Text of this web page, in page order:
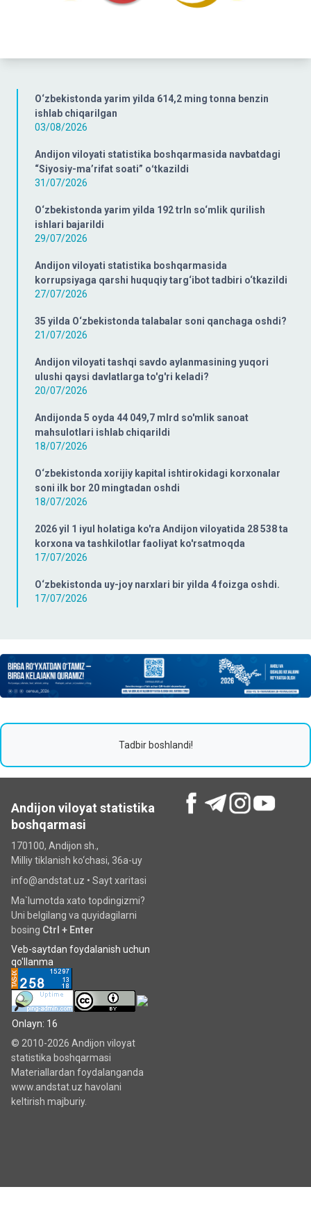
O‘zbekistonda yarim yilda 614,2 ming tonna benzin
ishlab chiqarilgan
03/08/2026
Andijon viloyati statistika boshqarmasida navbatdagi
“Siyosiy-ma’rifat soati” oʻtkazildi
31/07/2026
O‘zbekistonda yarim yilda 192 trln so‘mlik qurilish
ishlari bajarildi
29/07/2026
Andijon viloyati statistika boshqarmasida
korrupsiyaga qarshi huquqiy targ‘ibot tadbiri o‘tkazildi
27/07/2026
35 yilda O‘zbekistonda talabalar soni qanchaga oshdi?
21/07/2026
Andijon viloyati tashqi savdo aylanmasining yuqori
ulushi qaysi davlatlarga to'g'ri keladi?
20/07/2026
Andijonda 5 oyda 44 049,7 mlrd so'mlik sanoat
mahsulotlari ishlab chiqarildi
18/07/2026
O‘zbekistonda xorijiy kapital ishtirokidagi korxonalar
soni ilk bor 20 mingtadan oshdi
18/07/2026
2026 yil 1 iyul holatiga ko'ra Andijon viloyatida 28 538 ta
korxona va tashkilotlar faoliyat ko'rsatmoqda
17/07/2026
O‘zbekistonda uy-joy narxlari bir yilda 4 foizga oshdi.
17/07/2026
Tadbir boshlandi!
Andijon viloyat statistika
boshqarmasi
170100, Andijon sh.,
Milliy tiklanish ko‘chаsi, 36a-uy
info@andstat.uz • Sayt xaritasi
Ma`lumotda xato topdingizmi?
Uni belgilang va quyidagilarni
bosing Ctrl + Enter
Veb-saytdan foydalanish uchun
qo'llanma
Onlayn: 16
© 2010-2026 Andijon viloyat
statistika boshqarmasi
Materiallardan foydalanganda
www.andstat.uz havolani
keltirish majburiy.